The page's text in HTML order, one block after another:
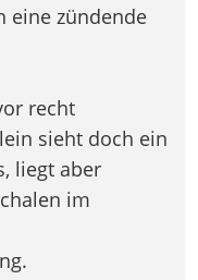
eine zündende
recht
sieht doch ein
liegt aber
im